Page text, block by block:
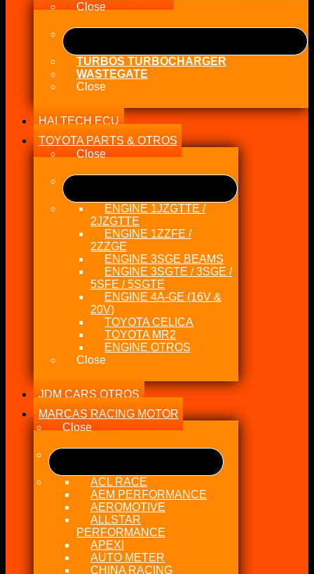
Close
TURBOS TURBOCHARGER
WASTEGATE
Close
HALTECH ECU
TOYOTA PARTS & OTROS
Close
ENGINE 1JZGTTE /
2JZGTTE
ENGINE 1ZZFE /
2ZZGE
ENGINE 3SGE BEAMS
ENGINE 3SGTE / 3SGE /
5SFE / 5SGTE
ENGINE 4A-GE (16V &
20V)
TOYOTA CELICA
TOYOTA MR2
ENGINE OTROS
Close
JDM CARS OTROS
MARCAS RACING MOTOR
Close
ACL RACE
AEM PERFORMANCE
AEROMOTIVE
ALLSTAR
PERFORMANCE
APEXI
AUTO METER
CHINA RACING